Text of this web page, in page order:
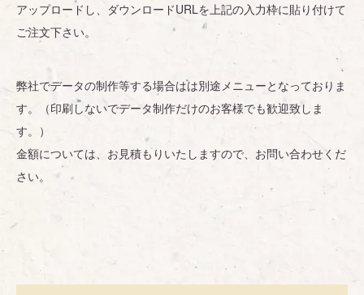
アップロードし、ダウンロードURLを上記の入力枠に貼り付けて
ご注文下さい。
弊社でデータの制作等する場合はは別途メニューとなっておりま
す。（印刷しないでデータ制作だけのお客様でも歓迎致しま
す。）
金額については、お見積もりいたしますので、お問い合わせくだ
さい。